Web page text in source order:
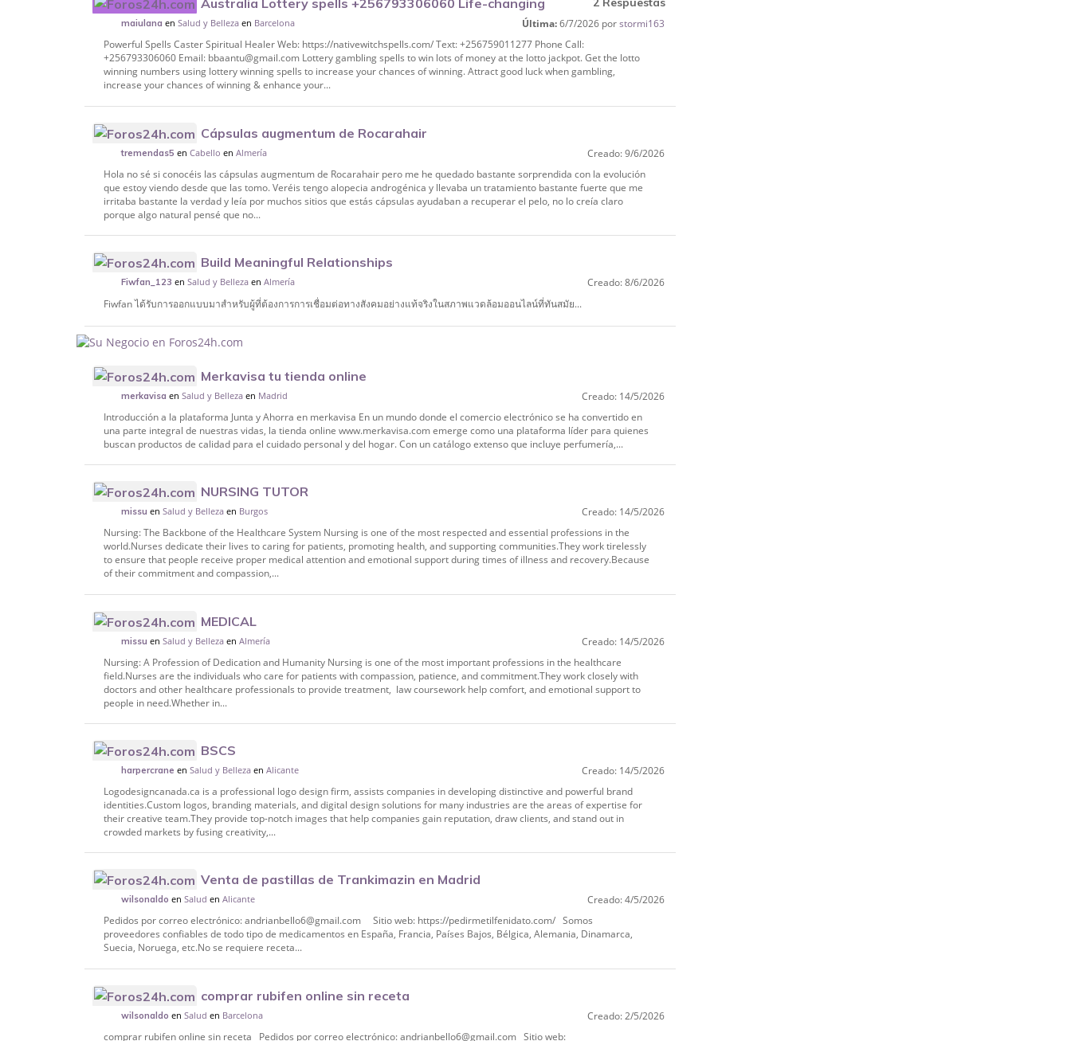
Win numbers casino slot jackpot London UK
maiulana enSalud y Belleza en Barcelona Última:6/7/2026 porstormi163
Powerful Spells Caster Spiritual Healer Web: https://nativewitchspells.com/ Text: +256759011277 Phone Call:
+256793306060 Email: bbaantu@gmail.com Lottery gambling spells to win lots of money at the lotto jackpot. Get the lotto
winning numbers using lottery winning spells to increase your chances of winning. Attract good luck when gambling,
increase your chances of winning & enhance your...
Cápsulas augmentum de Rocarahair
tremendas5 enCabello enAlmería
Creado: 9/6/2026
Hola no sé si conocéis las cápsulas augmentum de Rocarahair pero me he quedado bastante sorprendida con la evolución
que estoy viendo desde que las tomo. Veréis tengo alopecia androgénica y llevaba un tratamiento bastante fuerte que me
irritaba bastante la verdad y leía por muchos sitios que estás cápsulas ayudaban a recuperar el pelo, no lo creía claro
porque algo natural pensé que no...
Build Meaningful Relationships
Fiwfan_123 enSalud y Belleza enAlmería
Creado: 8/6/2026
Fiwfan ได้รับการออกแบบมาสำหรับผู้ที่ต้องการการเชื่อมต่อทางสังคมอย่างแท้จริงในสภาพแวดล้อมออนไลน์ที่ทันสมัย...
Merkavisa tu tienda online
merkavisa enSalud y Belleza en Madrid
Creado: 14/5/2026
Introducción a la plataforma Junta y Ahorra en merkavisa En un mundo donde el comercio electrónico se ha convertido en
una parte integral de nuestras vidas, la tienda online www.merkavisa.com emerge como una plataforma líder para quienes
buscan productos de calidad para el cuidado personal y del hogar. Con un catálogo extenso que incluye perfumería,...
NURSING TUTOR
missu enSalud y Belleza en Burgos
Creado: 14/5/2026
Nursing: The Backbone of the Healthcare System Nursing is one of the most respected and essential professions in the
world.Nurses dedicate their lives to caring for patients, promoting health, and supporting communities.They work tirelessly
to ensure that people receive proper medical attention and emotional support during times of illness and recovery.Because
of their commitment and compassion,...
MEDICAL
missu enSalud y Belleza enAlmería
Creado: 14/5/2026
Nursing: A Profession of Dedication and Humanity Nursing is one of the most important professions in the healthcare
field.Nurses are the individuals who care for patients with compassion, patience, and commitment.They work closely with
doctors and other healthcare professionals to provide treatment, law coursework help comfort, and emotional support to
people in need.Whether in...
BSCS
harpercrane enSalud y Belleza enAlicante
Creado: 14/5/2026
Logodesigncanada.ca is a professional logo design firm, assists companies in developing distinctive and powerful brand
identities.Custom logos, branding materials, and digital design solutions for many industries are the areas of expertise for
their creative team.They provide top-notch images that help companies gain reputation, draw clients, and stand out in
crowded markets by fusing creativity,...
Venta de pastillas de Trankimazin en Madrid
wilsonaldo enSalud enAlicante
Creado: 4/5/2026
Pedidos por correo electrónico: andrianbello6@gmail.com Sitio web: https://pedirmetilfenidato.com/ Somos
proveedores confiables de todo tipo de medicamentos en España, Francia, Países Bajos, Bélgica, Alemania, Dinamarca,
Suecia, Noruega, etc.No se requiere receta...
comprar rubifen online sin receta
wilsonaldo enSalud en Barcelona
Creado: 2/5/2026
comprar rubifen online sin receta Pedidos por correo electrónico: andrianbello6@gmail.com Sitio web: